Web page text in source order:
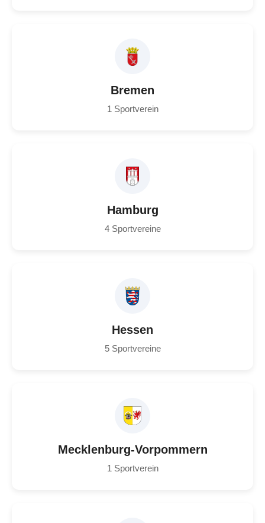
Bremen
1 Sportverein
Hamburg
4 Sportvereine
Hessen
5 Sportvereine
Mecklenburg-Vorpommern
1 Sportverein